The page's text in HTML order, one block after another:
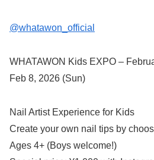
@whatawon_official
WHATAWON Kids EXPO –
Feb 8, 2026 (Sun)
Nail Artist Experience for Kids
Create your own nail tips by
Ages 4+ (Boys welcome!)